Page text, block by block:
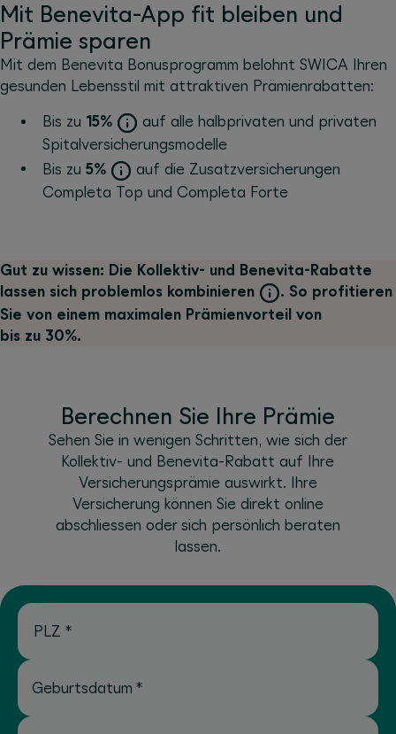
Mit Benevita-App fit bleiben und
Prämie sparen
Mit dem Benevita Bonusprogramm belohnt SWICA Ihren
gesunden Lebensstil mit attraktiven Prämienrabatten:
Bis zu 15%
auf alle halbprivaten und privaten
Spitalversicherungsmodelle
Bis zu 5%
auf die Zusatzversicherungen
Completa Top und Completa Forte
Gut zu wissen: Die Kollektiv- und Benevita-Rabatte
lassen sich problemlos kombinieren
. So profitieren
Sie von einem maximalen Prämienvorteil von
bis zu 30%.
Berechnen Sie Ihre Prämie
Sehen Sie in wenigen Schritten, wie sich der
Kollektiv- und Benevita-Rabatt auf Ihre
Versicherungsprämie auswirkt. Ihre
Versicherung können Sie direkt online
abschliessen oder sich persönlich beraten
lassen.
PLZ *
Geburtsdatum *